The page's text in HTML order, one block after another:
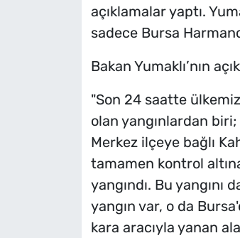
açıklamalar yaptı.
sadece Bursa
Bakan Yumaklı’nın
"Son 24 saatte
olan yangınlardan
Merkez ilçeye bağlı
tamamen kontrol
yangındı. Bu
yangın var, o da
kara aracıyla yanan